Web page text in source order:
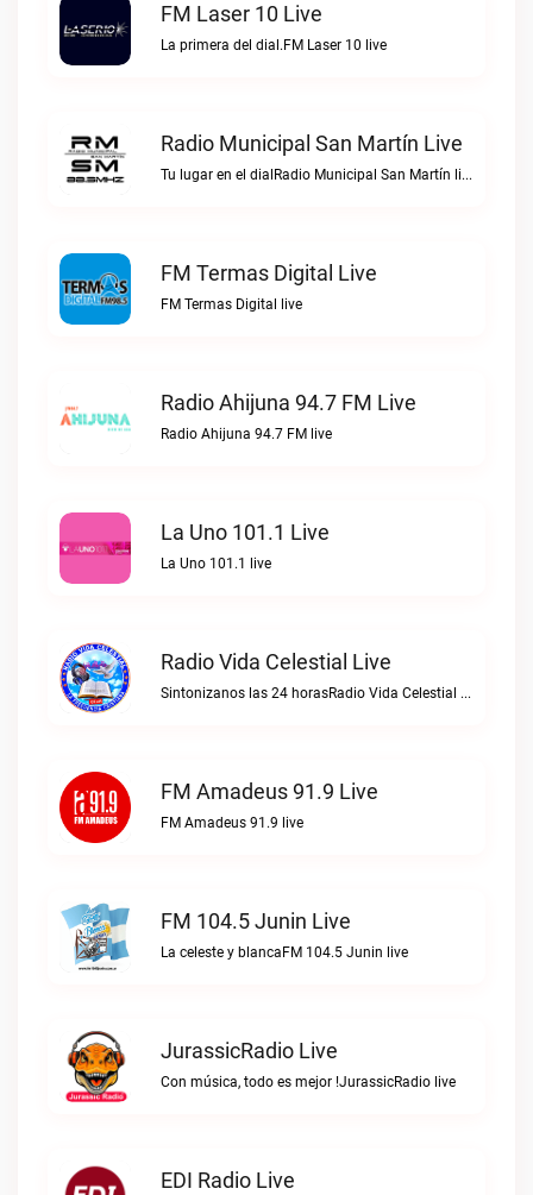
FM Laser 10 Live
La primera del dial.FM Laser 10 live
Radio Municipal San Martín Live
Tu lugar en el dialRadio Municipal San Martín live
FM Termas Digital Live
FM Termas Digital live
Radio Ahijuna 94.7 FM Live
Radio Ahijuna 94.7 FM live
La Uno 101.1 Live
La Uno 101.1 live
Radio Vida Celestial Live
Sintonizanos las 24 horasRadio Vida Celestial live
FM Amadeus 91.9 Live
FM Amadeus 91.9 live
FM 104.5 Junin Live
La celeste y blancaFM 104.5 Junin live
JurassicRadio Live
Con música, todo es mejor !JurassicRadio live
EDI Radio Live